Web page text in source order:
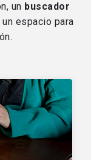
un buscador
espacio para